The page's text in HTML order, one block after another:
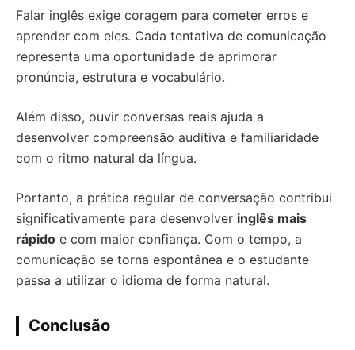
Falar inglês exige coragem para cometer erros e
aprender com eles. Cada tentativa de comunicação
representa uma oportunidade de aprimorar
pronúncia, estrutura e vocabulário.
Além disso, ouvir conversas reais ajuda a
desenvolver compreensão auditiva e familiaridade
com o ritmo natural da língua.
Portanto, a prática regular de conversação contribui
significativamente para desenvolver inglês mais
rápido e com maior confiança. Com o tempo, a
comunicação se torna espontânea e o estudante
passa a utilizar o idioma de forma natural.
Conclusão